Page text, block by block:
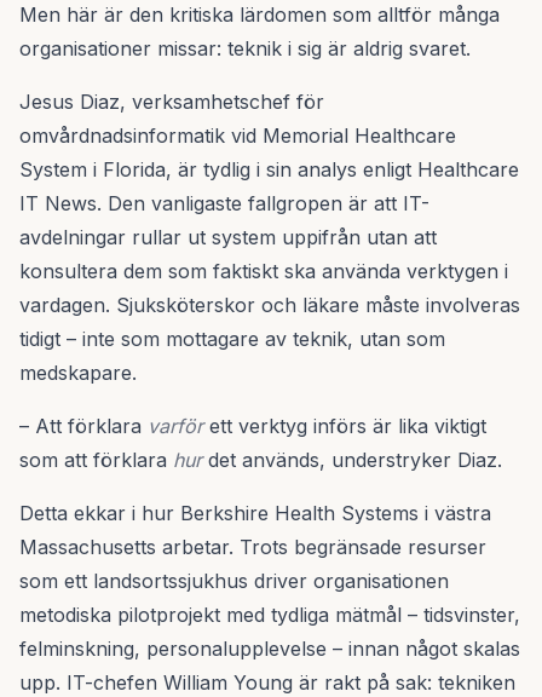
Men här är den kritiska lärdomen som alltför många
organisationer missar: teknik i sig är aldrig svaret.
Jesus Diaz, verksamhetschef för
omvårdnadsinformatik vid Memorial Healthcare
System i Florida, är tydlig i sin analys enligt Healthcare
IT News. Den vanligaste fallgropen är att IT-
avdelningar rullar ut system uppifrån utan att
konsultera dem som faktiskt ska använda verktygen i
vardagen. Sjuksköterskor och läkare måste involveras
tidigt – inte som mottagare av teknik, utan som
medskapare.
– Att förklara varförett verktyg införs är lika viktigt
som att förklara hurdet används, understryker Diaz.
Detta ekkar i hur Berkshire Health Systems i västra
Massachusetts arbetar. Trots begränsade resurser
som ett landsortssjukhus driver organisationen
metodiska pilotprojekt med tydliga mätmål – tidsvinster,
felminskning, personalupplevelse – innan något skalas
upp. IT-chefen William Young är rakt på sak: tekniken